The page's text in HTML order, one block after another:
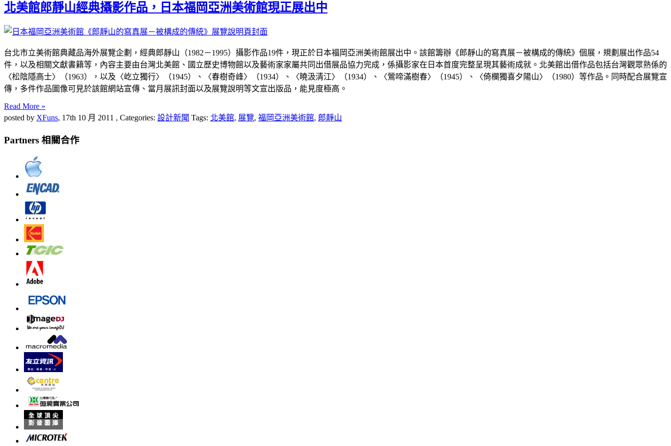
北美館郎靜山經典攝影作品，日本福岡亞洲美術館現正展出中
台北市立美術館典藏品海外展覽企劃，經典郎靜山（1982－1995）攝影作品19件，現正於日本福岡亞洲美術館展出中。該館籌辦《郎靜山的寫真展－被構成的傳統》個展，規劃展出作品54
件，以及相關文獻書籍等，內容主要由台灣北美館、國立歷史博物館以及藝術家家屬共同出借展品協力完成，係攝影家在日本首度完整呈現其藝術成就。北美館出借作品包括台灣觀眾熟係的
〈松陰隱高士〉（1963），以及〈屹立獨行〉（1945）、〈春樹奇峰〉（1934）、〈曉汲清江〉（1934）、〈鶯啼滿樹春〉（1945）、〈倚欄獨喜夕陽山〉（1980）等作品。同時配合展覽宣
傳，多件作品圖像可見於該館網站宣傳、當月展訊封面以及展覽說明等文宣出版品，能見度極高。
Read More »
posted by XFuns, 17th 10 月 2011 , Categories: 設計新聞 Tags: 北美館, 展覽, 福岡亞洲美術館, 郎靜山
Partners 相關合作